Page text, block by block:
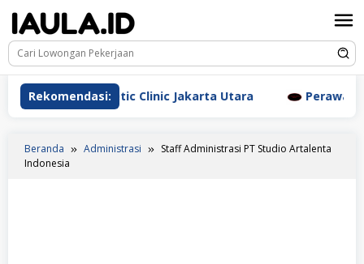
konten
Rekomendasi:
Aesthetic Clinic Jakarta Utara Perawat Dr.
Beranda Administrasi
Staff Administrasi PT Studio Artalenta
Indonesia